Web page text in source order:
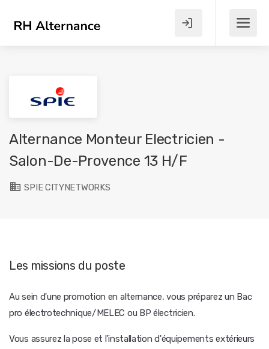
Alternance Monteur Electricien -
Salon-De-Provence 13 H/F
SPIE CITYNETWORKS
Les missions du poste
Au sein d'une promotion en alternance, vous préparez un Bac
pro électrotechnique/MELEC ou BP électricien.
Vous assurez la pose et l'installation d'équipements extérieurs